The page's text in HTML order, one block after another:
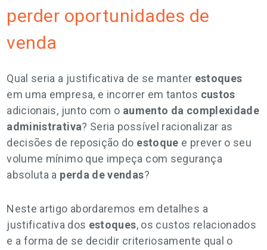
perder oportunidades de
venda
Qual seria a justificativa de se manter estoques
em uma empresa, e incorrer em tantos custos
adicionais, junto com o aumento da complexidade
administrativa? Seria possível racionalizar as
decisões de reposição do estoque e prever o seu
volume mínimo que impeça com segurança
absoluta a perda de vendas?
Neste artigo abordaremos em detalhes a
justificativa dos estoques, os custos relacionados
e a forma de se decidir criteriosamente qual o